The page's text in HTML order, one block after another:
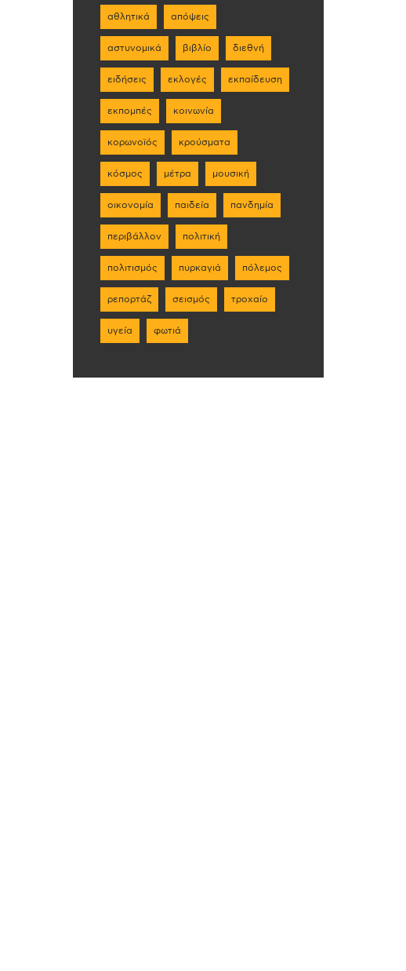
αθλητικά απόψεις
αστυνομικά βιβλίο διεθνή
ειδήσεις εκλογές εκπαίδευση
εκπομπές κοινωνία
κορωνοϊός κρούσματα
κόσμος μέτρα μουσική
οικονομία παιδεία πανδημία
περιβάλλον πολιτική
πολιτισμός πυρκαγιά πόλεμος
ρεπορτάζ σεισμός τροχαίο
υγεία φωτιά